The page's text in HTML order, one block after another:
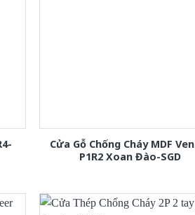
Cửa Gỗ Chống Cháy MDF
P1R2 Xoan Đào-SGD